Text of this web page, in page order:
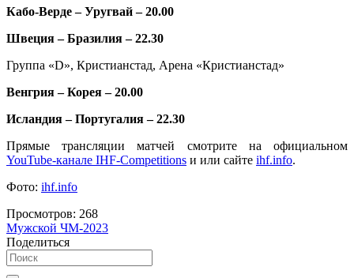
Кабо-Верде – Уругвай – 20.00
Швеция – Бразилия – 22.30
Группа «D», Кристианстад, Арена «Кристианстад»
Венгрия – Корея – 20.00
Исландия – Португалия – 22.30
Прямые трансляции матчей смотрите на официальном
YouTube-канале IHF-Competitions и или сайте ihf.info.
Фото: ihf.info
Просмотров: 268
Мужской ЧМ-2023
Поделиться